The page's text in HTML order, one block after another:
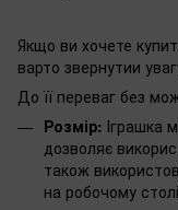
Якщо ви хочете
варто звернутии
До її переваг без
Розмір: Іграшка
дозволяє
також
на робочому